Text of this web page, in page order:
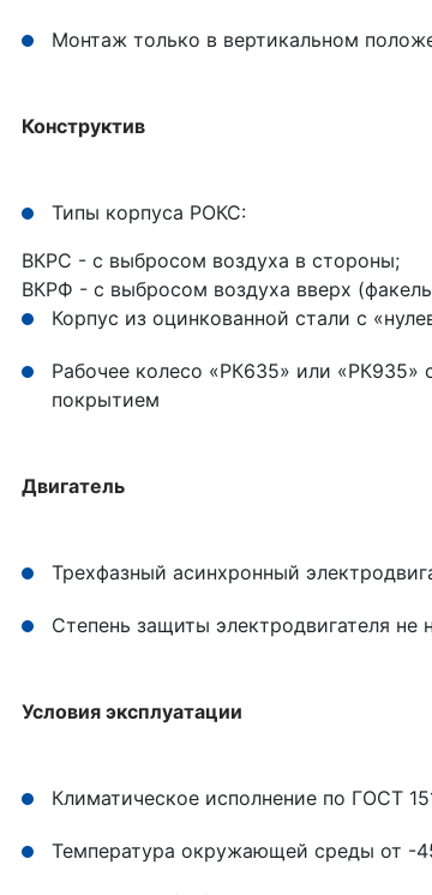
Монтаж только в вертикальном
Конструктив
Типы корпуса РОКС:
ВКРС - с выбросом воздуха в стороны;
ВКРФ - с выбросом воздуха вверх
Корпус из оцинкованной стали с
Рабочее колесо «РК635» или «РК935»
покрытием
Двигатель
Трехфазный асинхронный
Степень защиты электродвигателя не
Условия эксплуатации
Климатическое исполнение по ГОСТ
Температура окружающей среды от -